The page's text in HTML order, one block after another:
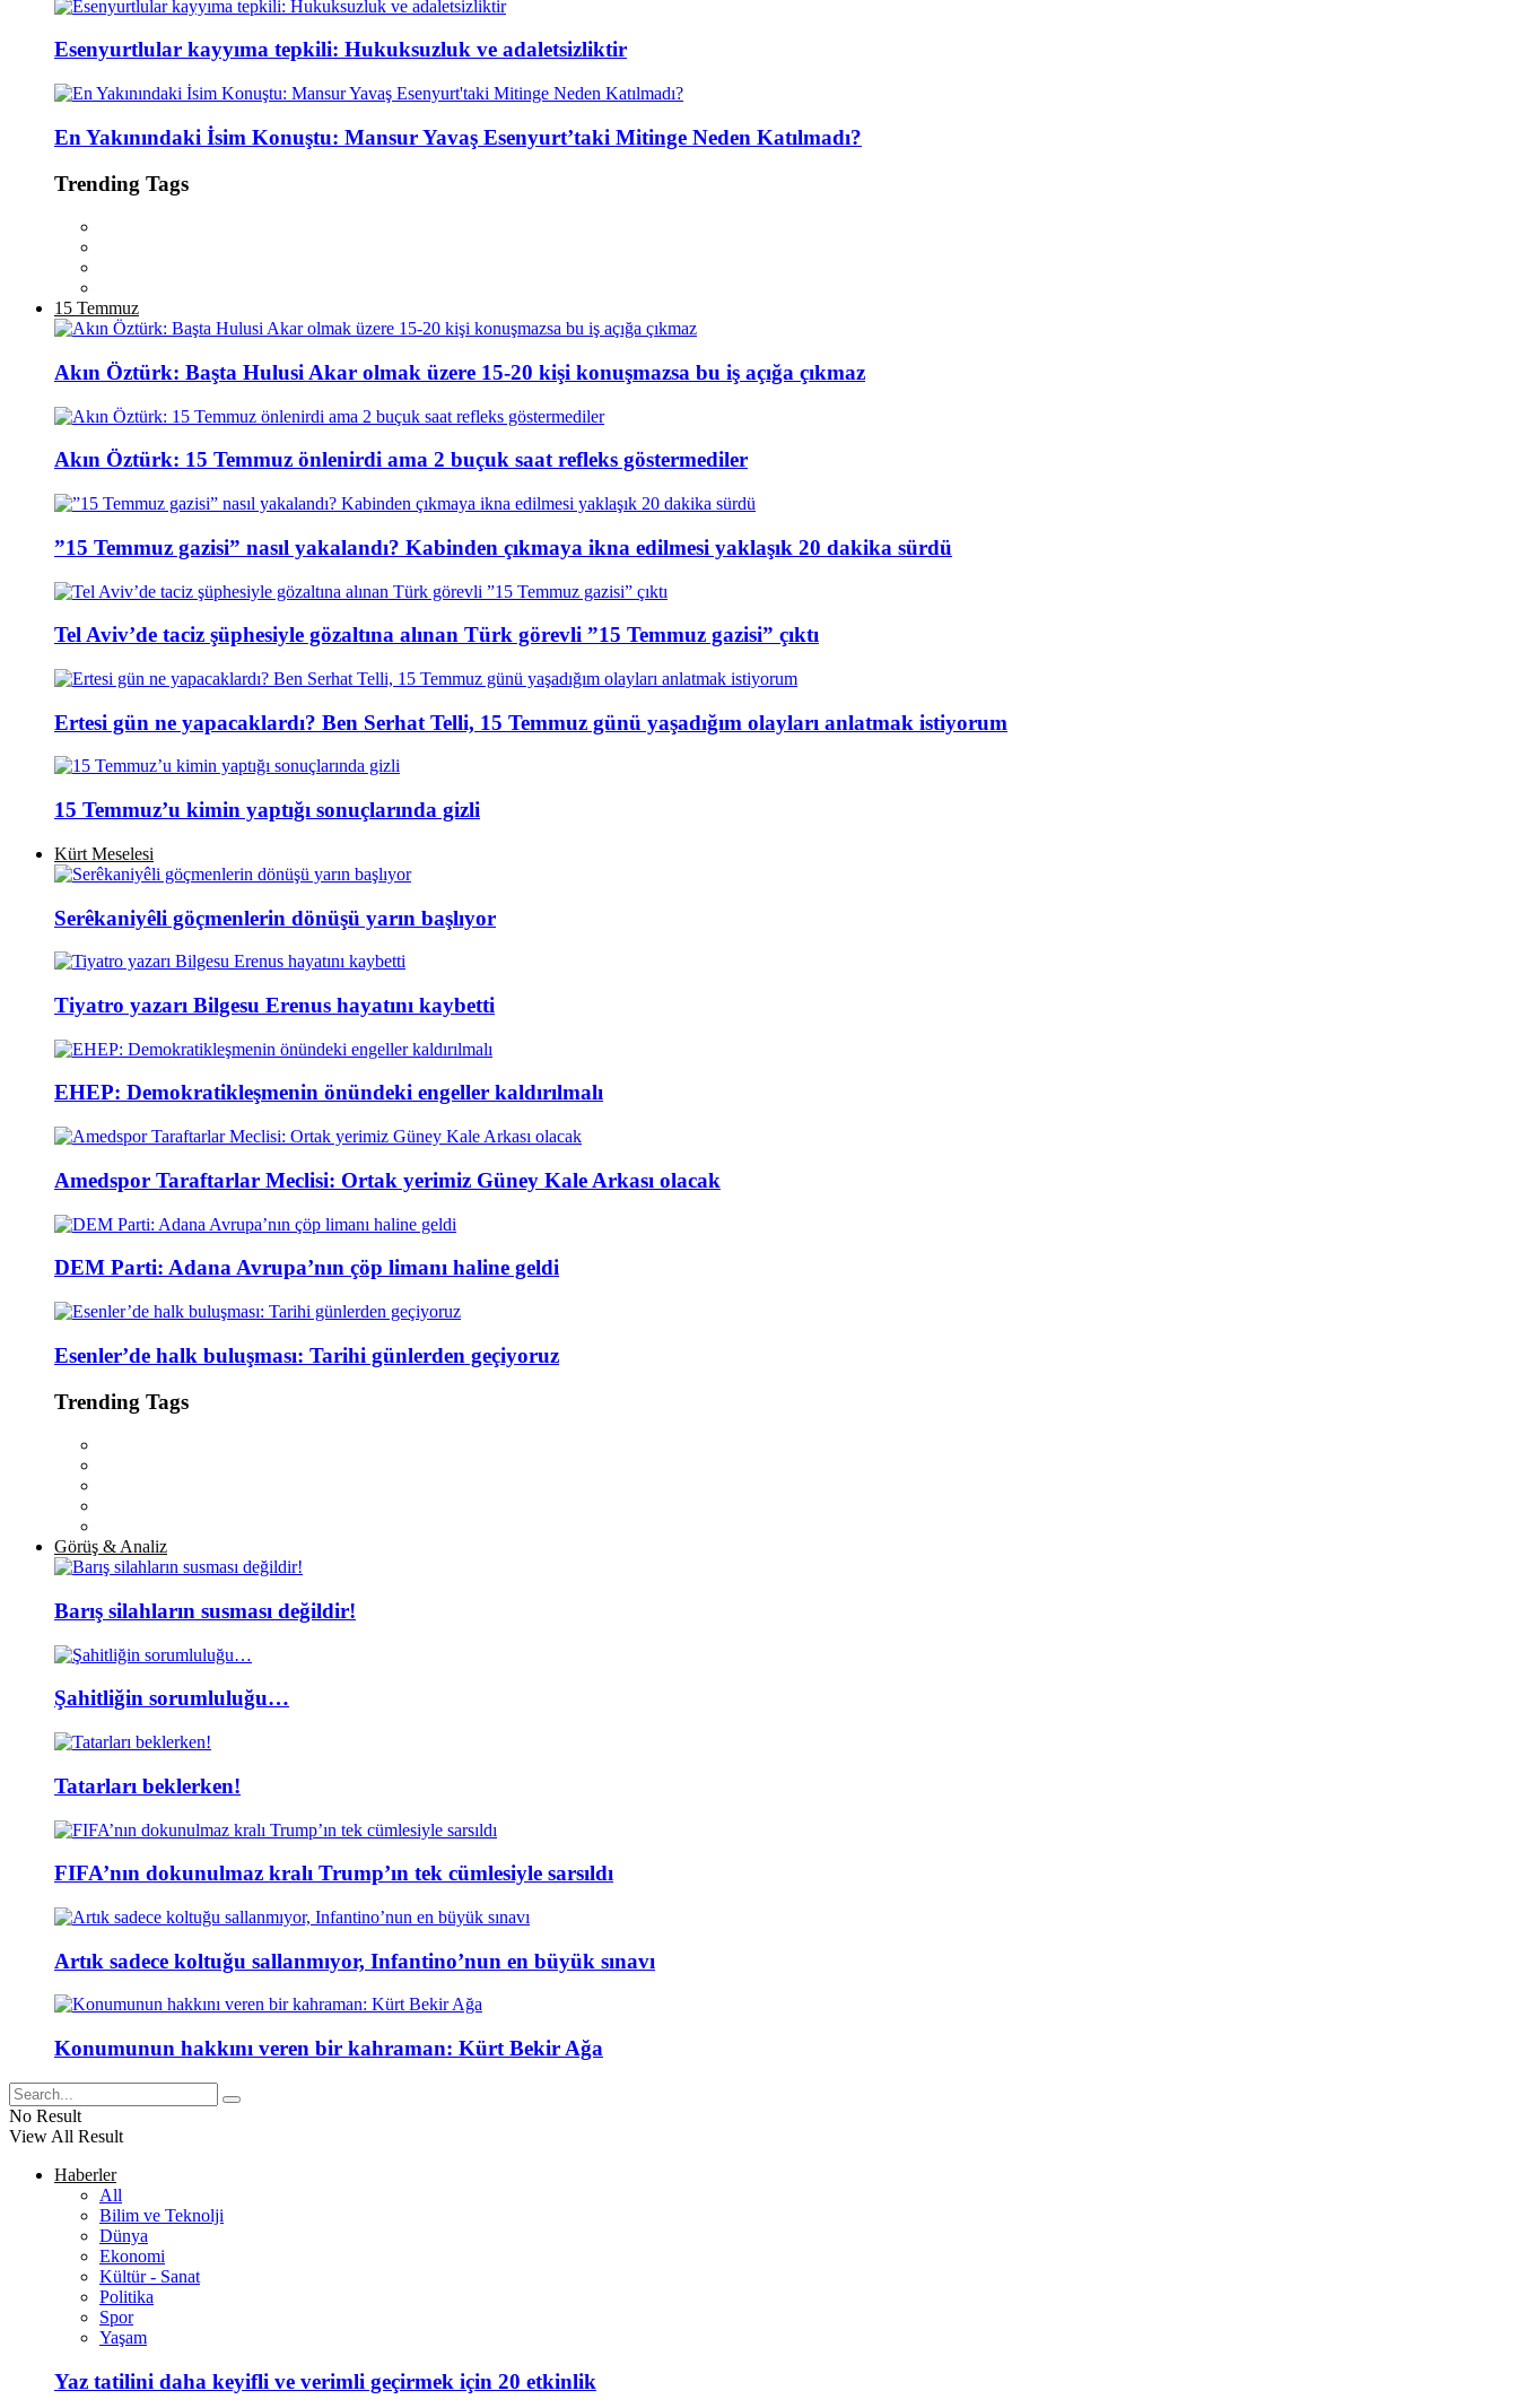
Esenyurtlular kayyıma tepkili: Hukuksuzluk ve adaletsizliktir
En Yakınındaki İsim Konuştu: Mansur Yavaş Esenyurt’taki Mitinge Neden Katılmadı?
Trending Tags
15 Temmuz
Akın Öztürk: Başta Hulusi Akar olmak üzere 15-20 kişi konuşmazsa bu iş açığa çıkmaz
Akın Öztürk: 15 Temmuz önlenirdi ama 2 buçuk saat refleks göstermediler
”15 Temmuz gazisi” nasıl yakalandı? Kabinden çıkmaya ikna edilmesi yaklaşık 20 dakika sürdü
Tel Aviv’de taciz şüphesiyle gözaltına alınan Türk görevli ”15 Temmuz gazisi” çıktı
Ertesi gün ne yapacaklardı? Ben Serhat Telli, 15 Temmuz günü yaşadığım olayları anlatmak istiyorum
15 Temmuz’u kimin yaptığı sonuçlarında gizli
Kürt Meselesi
Serêkaniyêli göçmenlerin dönüşü yarın başlıyor
Tiyatro yazarı Bilgesu Erenus hayatını kaybetti
EHEP: Demokratikleşmenin önündeki engeller kaldırılmalı
Amedspor Taraftarlar Meclisi: Ortak yerimiz Güney Kale Arkası olacak
DEM Parti: Adana Avrupa’nın çöp limanı haline geldi
Esenler’de halk buluşması: Tarihi günlerden geçiyoruz
Trending Tags
Görüş & Analiz
Barış silahların susması değildir!
Şahitliğin sorumluluğu…
Tatarları beklerken!
FIFA’nın dokunulmaz kralı Trump’ın tek cümlesiyle sarsıldı
Artık sadece koltuğu sallanmıyor, Infantino’nun en büyük sınavı
Konumunun hakkını veren bir kahraman: Kürt Bekir Ağa
No Result
View All Result
Haberler
All
Bilim ve Teknolji
Dünya
Ekonomi
Kültür - Sanat
Politika
Spor
Yaşam
Yaz tatilini daha keyifli ve verimli geçirmek için 20 etkinlik